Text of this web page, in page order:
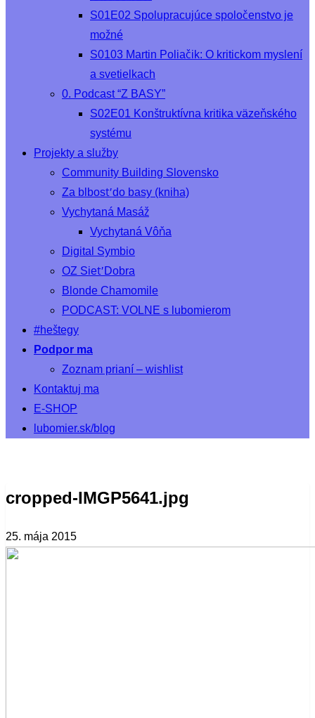
S01E02 Spolupracujúce spoločenstvo je
možné
S0103 Martin Poliačik: O kritickom myslení
a svetielkach
0. Podcast “Z BASY”
S02E01 Konštruktívna kritika väzeňského
systému
Projekty a služby
Community Building Slovensko
Za blbosť do basy (kniha)
Vychytaná Masáž
Vychytaná Vôňa
Digital Symbio
OZ Sieť Dobra
Blonde Chamomile
PODCAST: VOLNE s lubomierom
#heštegy
Podpor ma
Zoznam prianí – wishlist
Kontaktuj ma
E-SHOP
lubomier.sk/blog
cropped-IMGP5641.jpg
25. mája 2015